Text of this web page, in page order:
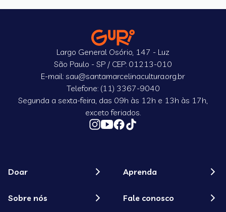
Largo General Osório, 147 - Luz
São Paulo - SP / CEP: 01213-010
E-mail: sau@santamarcelinacultura.org.br
Telefone: (11) 3367-9040
Segunda a sexta-feira, das 09h às 12h e 13h às 17h,
exceto feriados.
Doar
Sobre nós
Aprenda
Fale conosco